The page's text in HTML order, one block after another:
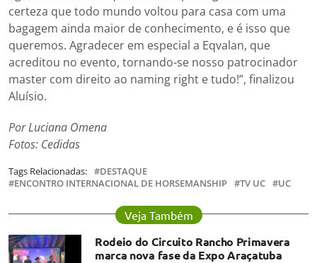
certeza que todo mundo voltou para casa com uma
bagagem ainda maior de conhecimento, e é isso que
queremos. Agradecer em especial a Eqvalan, que
acreditou no evento, tornando-se nosso patrocinador
master com direito ao naming right e tudo!”, finalizou
Aluísio.
Por Luciana Omena
Fotos: Cedidas
Tags Relacionadas:
DESTAQUE
ENCONTRO INTERNACIONAL DE HORSEMANSHIP
TV UC UC
Veja Também
Rodeio do Circuito Rancho Primavera
marca nova fase da Expo Araçatuba